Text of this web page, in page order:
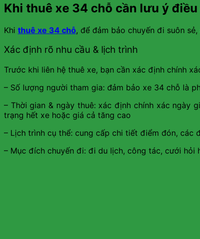
Khi thuê xe 34 chỗ cần lưu ý điều
Khi thuê xe 34 chỗ, để đảm bảo chuyến đi suôn
Xác định rõ nhu cầu & lịch trình
Trước khi liên hệ thuê xe, bạn cần xác định chính
– Số lượng người tham gia: đảm bảo xe 34 chỗ là
– Thời gian & ngày thuê: xác định chính xác
trạng hết xe hoặc giá cả tăng cao
– Lịch trình cụ thể: cung cấp chi tiết điểm đón, các
– Mục đích chuyến đi: đi du lịch, công tác, cưới hỏi